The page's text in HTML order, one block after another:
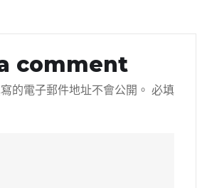
comment
的電子郵件地址不會公開。 必填